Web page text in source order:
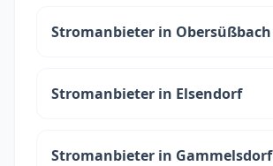
Stromanbieter in Obersüßbach
Stromanbieter in Elsendorf
Stromanbieter in Gammelsdorf